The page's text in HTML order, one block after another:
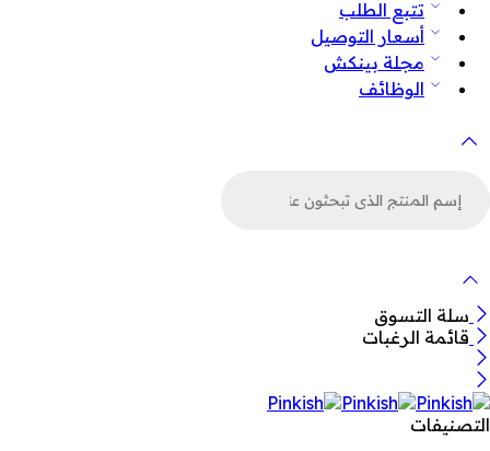
تتبع الطلب
أسعار التوصيل
مجلة بينكش
الوظائف
سلة التسوق
قائمة الرغبات
التصنيفات